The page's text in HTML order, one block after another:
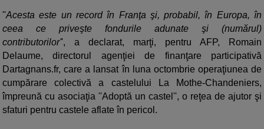
''Acesta este un record în Franţa şi, probabil, în Europa, în
ceea ce priveşte fondurile adunate şi (numărul)
contributorilor'', a declarat, marţi, pentru AFP, Romain
Delaume, directorul agenţiei de finanţare participativă
Dartagnans.fr, care a lansat în luna octombrie operaţiunea de
cumpărare colectivă a castelului La Mothe-Chandeniers,
împreună cu asociaţia ''Adoptă un castel'', o reţea de ajutor şi
sfaturi pentru castele aflate în pericol.